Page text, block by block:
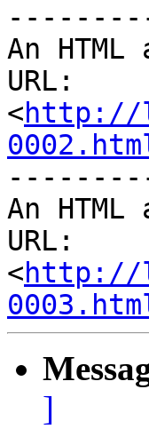
An
URL:
<http://
An
URL:
<http://
]